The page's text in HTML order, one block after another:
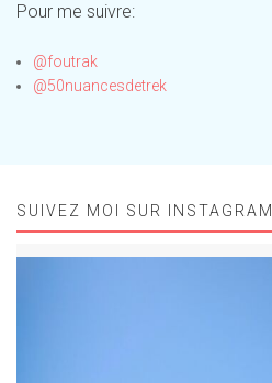
Pour me suivre:
@foutrak
@50nuancesdetrek
SUIVEZ MOI SUR INSTAGRAM